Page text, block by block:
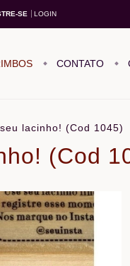
SE LOGIN
CONTATO
lacinho! (Cod 1045)
(Cod